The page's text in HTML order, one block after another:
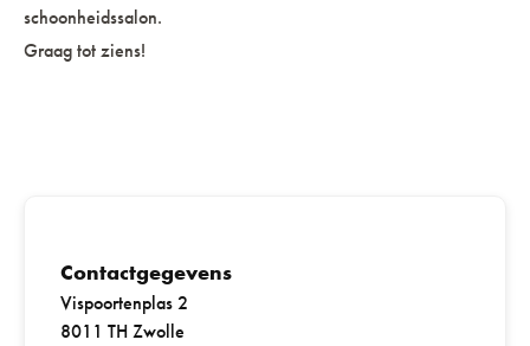
schoonheidssalon.
Graag tot ziens!
Contactgegevens
Vispoortenplas 2
8011 TH Zwolle